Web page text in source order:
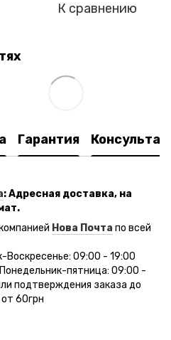
К сравнению
Гарантия
: Адресная доставка, на
Нова Почта по всей
Воскресенье: 09:00 - 19:00
пятница: 09:00 -
подтверждения заказа до
60грн